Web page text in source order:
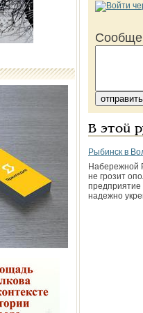
В этой
Рыбинск в
Набережной
не грозит
надежно